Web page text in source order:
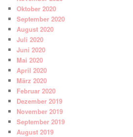
Oktober 2020
September 2020
August 2020
Juli 2020
Juni 2020
Mai 2020
April 2020
März 2020
Februar 2020
Dezember 2019
November 2019
September 2019
August 2019